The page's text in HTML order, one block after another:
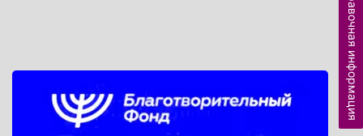
справочная информация